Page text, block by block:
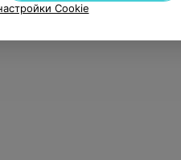
Cookie